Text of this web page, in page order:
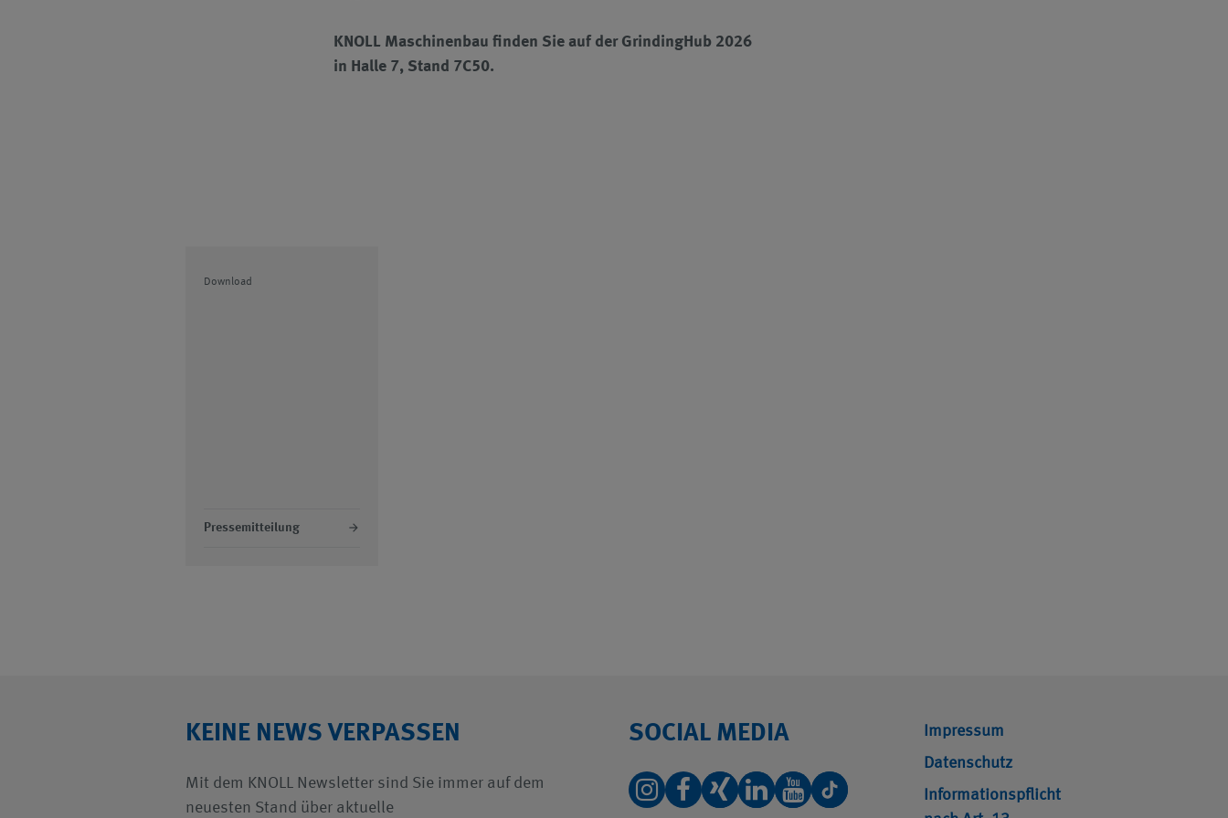
KNOLL Maschinenbau finden Sie auf der GrindingHub 2026
in Halle 7, Stand 7C50.
Download
Pressemitteilung
KEINE NEWS VERPASSEN
Mit dem KNOLL Newsletter sind Sie immer auf dem
neuesten Stand über aktuelle
SOCIAL MEDIA
Impressum
Datenschutz
Informationspflicht